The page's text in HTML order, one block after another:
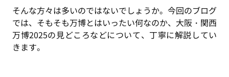
そんな方々は多いのではないでしょうか。今回のブログ
では、そもそも万博とはいったい何なのか、大阪・関西
万博2025の見どころなどについて、丁寧に解説してい
きます。